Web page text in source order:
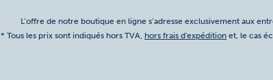
L’offre de notre boutique en ligne s’adresse exclusivement aux
* Tous les prix sont indiqués hors TVA, hors frais d'expédition et, le cas